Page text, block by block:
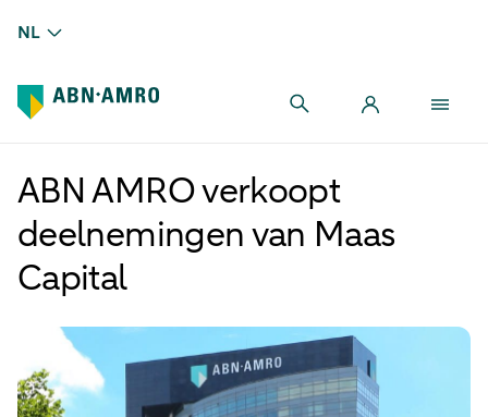
NL
ABN AMRO verkoopt
deelnemingen van Maas
Capital